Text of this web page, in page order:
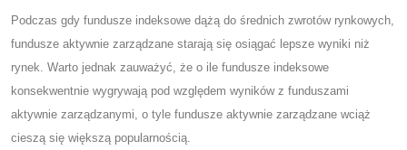
Podczas gdy fundusze indeksowe dążą do średnich zwrotów rynkowych,
fundusze aktywnie zarządzane starają się osiągać lepsze wyniki niż
rynek. Warto jednak zauważyć, że o ile fundusze indeksowe
konsekwentnie wygrywają pod względem wyników z funduszami
aktywnie zarządzanymi, o tyle fundusze aktywnie zarządzane wciąż
cieszą się większą popularnością.